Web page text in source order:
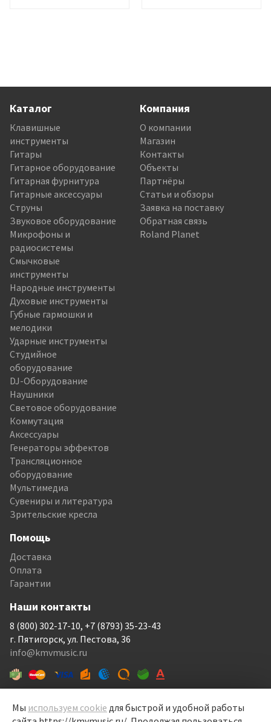
Каталог
Клавишные
инструменты
Гитары
Гитарное оборудование
Гитарная фурнитура
Гитарные аксессуары
Струны
Звуковое оборудование
Микрофоны и
радиосистемы
Смычковые
инструменты
Народные инструменты
Духовые инструменты
Губные гармошки и
мелодики
Ударные инструменты
Студийное
оборудование
DJ-Оборудование
Наушники
Световое оборудование
Коммутация
Аксессуары
Генераторы эффектов
Трансляционное
оборудование
Мультимедиа
Сувениры и литература
Зрительские кресла
Компания
О компании
Магазин
Контакты
Объекты
Партнёры
Статьи и обзоры
Заявка на поставку
Обратная связь
Roland Planet
Помощь
Доставка
Оплата
Гарантии
Наши контакты
8 (800) 302-17-10, +7 (8793) 35-23-43
г. Пятигорск, ул. Пестова, 36
info@kmvmusic.ru
Мы используем cookie для быстрой и удобной работы